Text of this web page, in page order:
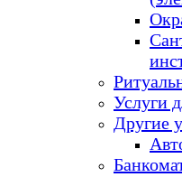
Услуги
Другие